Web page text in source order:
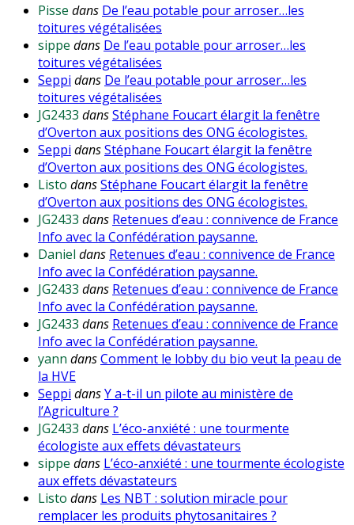
Pisse dans De l’eau potable pour arroser…les
toitures végétalisées
sippe dans De l’eau potable pour arroser…les
toitures végétalisées
Seppi dans De l’eau potable pour arroser…les
toitures végétalisées
JG2433 dansStéphane Foucart élargit la fenêtre
d’Overton aux positions des ONG écologistes.
Seppi dansStéphane Foucart élargit la fenêtre
d’Overton aux positions des ONG écologistes.
Listo dansStéphane Foucart élargit la fenêtre
d’Overton aux positions des ONG écologistes.
JG2433 dans Retenues d’eau : connivence de France
Info avec la Confédération paysanne.
Daniel dans Retenues d’eau : connivence de France
Info avec la Confédération paysanne.
JG2433 dans Retenues d’eau : connivence de France
Info avec la Confédération paysanne.
JG2433 dans Retenues d’eau : connivence de France
Info avec la Confédération paysanne.
yann dansComment le lobby du bio veut la peau de
la HVE
Seppi dansY a-t-il un pilote au ministère de
l’Agriculture ?
JG2433 dans L’éco-anxiété : une tourmente
écologiste aux effets dévastateurs
sippe dans L’éco-anxiété : une tourmente écologiste
aux effets dévastateurs
Listo dans Les NBT : solution miracle pour
remplacer les produits phytosanitaires ?